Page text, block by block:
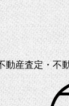
動産査定・不